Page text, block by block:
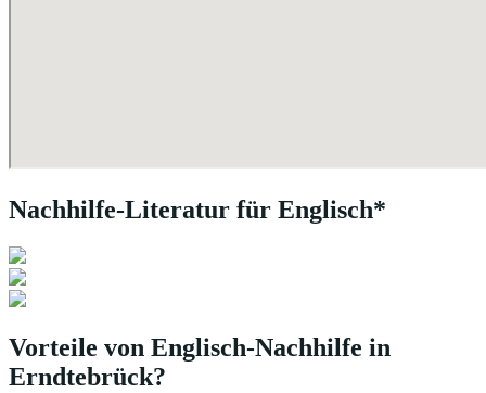
Nachhilfe-Literatur für Englisch*
Vorteile von Englisch-Nachhilfe in
Erndtebrück?